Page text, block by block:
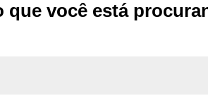
que você está